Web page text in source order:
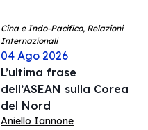
Cina e Indo-Pacifico, Relazioni
Internazionali
04 Ago 2026
L’ultima frase
dell’ASEAN sulla Corea
del Nord
Aniello Iannone